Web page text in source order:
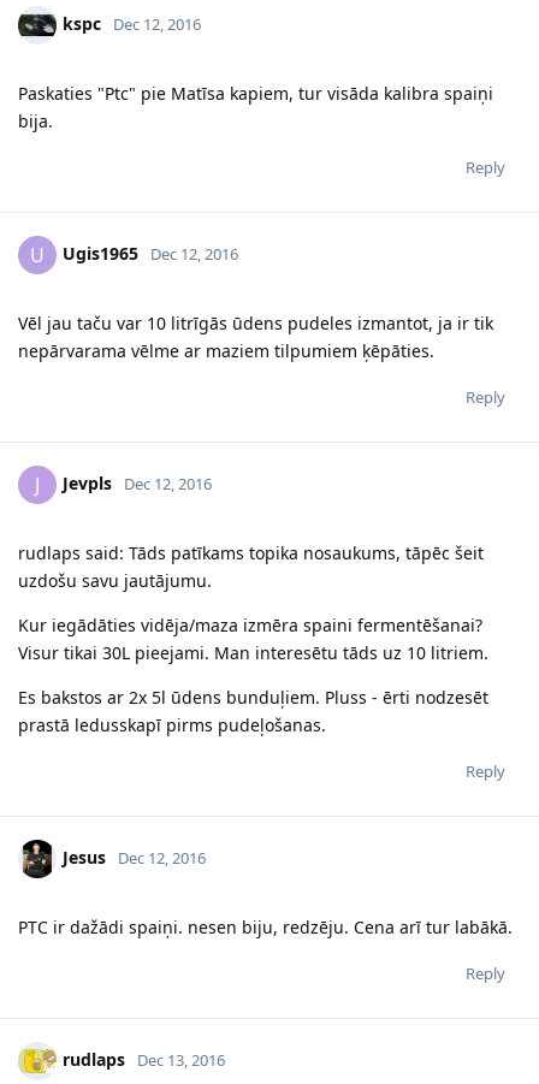
kspc Dec 12, 2016
Paskaties "Ptc" pie Matīsa kapiem, tur visāda kalibra spaiņi
bija.
Reply
U Ugis1965 Dec 12, 2016
Vēl jau taču var 10 litrīgās ūdens pudeles izmantot, ja ir tik
nepārvarama vēlme ar maziem tilpumiem ķēpāties.
Reply
J Jevpls Dec 12, 2016
rudlaps said: Tāds patīkams topika nosaukums, tāpēc šeit
uzdošu savu jautājumu.
Kur iegādāties vidēja/maza izmēra spaini fermentēšanai?
Visur tikai 30L pieejami. Man interesētu tāds uz 10 litriem.
Es bakstos ar 2x 5l ūdens bunduļiem. Pluss - ērti nodzesēt
prastā ledusskapī pirms pudeļošanas.
Reply
Jesus Dec 12, 2016
PTC ir dažādi spaiņi. nesen biju, redzēju. Cena arī tur labākā.
Reply
rudlaps Dec 13, 2016